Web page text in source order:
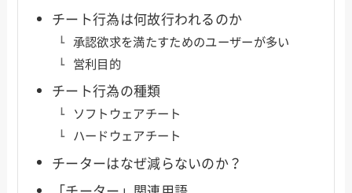
チート行為は何故行われるのか
承認欲求を満たすためのユーザーが多い
営利目的
チート行為の種類
ソフトウェアチート
ハードウェアチート
チーターはなぜ減らないのか？